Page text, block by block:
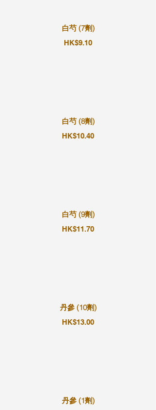
白芍 (7劑)
HK$9.10
白芍 (8劑)
HK$10.40
白芍 (9劑)
HK$11.70
丹參 (10劑)
HK$13.00
丹參 (1劑)